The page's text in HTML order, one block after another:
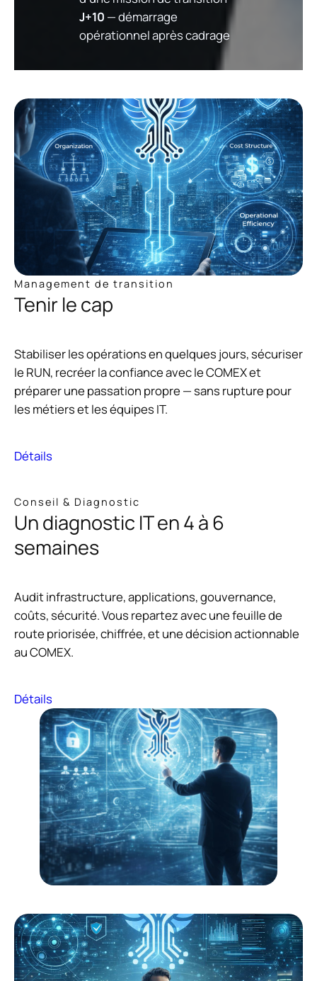
J+10 — démarrage
opérationnel après cadrage
Management de transition
Tenir le cap
Stabiliser les opérations en quelques jours, sécuriser
le RUN, recréer la confiance avec le COMEX et
préparer une passation propre — sans rupture pour
les métiers et les équipes IT.
Détails
Conseil & Diagnostic
Un diagnostic IT en 4 à 6
semaines
Audit infrastructure, applications, gouvernance,
coûts, sécurité. Vous repartez avec une feuille de
route priorisée, chiffrée, et une décision actionnable
au COMEX.
Détails